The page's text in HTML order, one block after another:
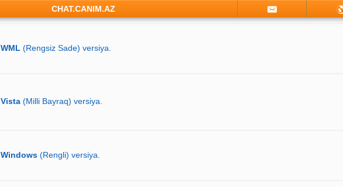
CHAT.CANIM.AZ
WML (Rengsiz Sade) versiya.
Vista (Milli Bayraq) versiya.
Windows (Rengli) versiya.